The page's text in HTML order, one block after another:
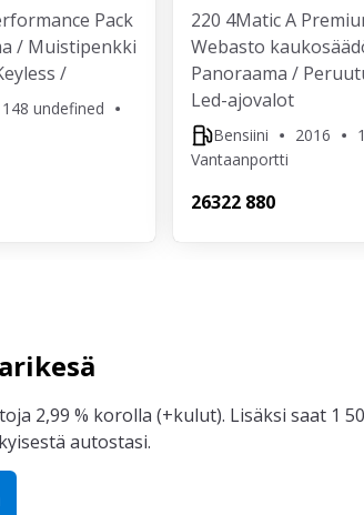
Pack
/ Muistipenkki
/
148 undefined
220 4Matic A
Webasto
Panoraama /
Led-ajovalot
Bensiini 2016
Vantaanportti
26322 880
2,99 % korolla (+kulut). Lisäksi saat 1
autostasi.